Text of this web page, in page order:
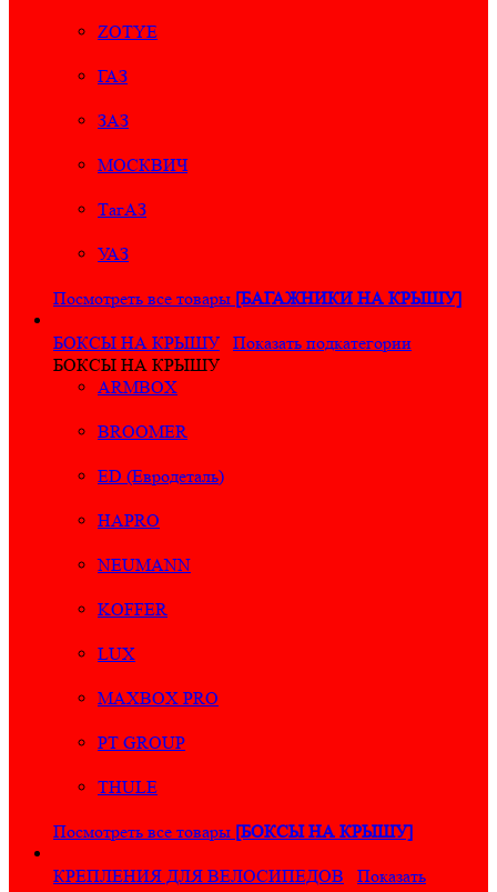
ZOTYE
ГАЗ
ЗАЗ
МОСКВИЧ
ТагАЗ
УАЗ
Посмотреть все товары [БАГАЖНИКИ НА КРЫШУ]
БОКСЫ НА КРЫШУ
Показать подкатегории
БОКСЫ НА КРЫШУ
ARMBOX
BROOMER
ED (Евродеталь)
HAPRO
NEUMANN
KOFFER
LUX
MAXBOX PRO
PT GROUP
THULE
Посмотреть все товары [БОКСЫ НА КРЫШУ]
КРЕПЛЕНИЯ ДЛЯ ВЕЛОСИПЕДОВ
Показать